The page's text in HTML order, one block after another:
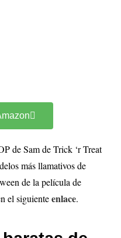
de Sam de Trick ‘r Treat
más llamativos de
de la película de
el siguienteenlace.